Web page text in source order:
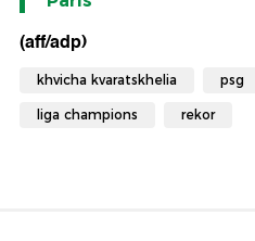
(aff/adp)
khvicha kvaratskhelia psg
liga champions rekor